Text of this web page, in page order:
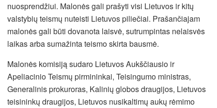
nuosprendžiui. Malonės gali prašyti visi Lietuvos ir kitų
valstybių teismų nuteisti Lietuvos piliečiai. Prašančiajam
malonės gali būti dovanota laisvė, sutrumpintas nelaisvės
laikas arba sumažinta teismo skirta bausmė.
Malonės komisiją sudaro Lietuvos Aukščiausio ir
Apeliacinio Teismų pirmininkai, Teisingumo ministras,
Generalinis prokuroras, Kalinių globos draugijos, Lietuvos
teisininkų draugijos, Lietuvos nusikaltimų aukų rėmimo